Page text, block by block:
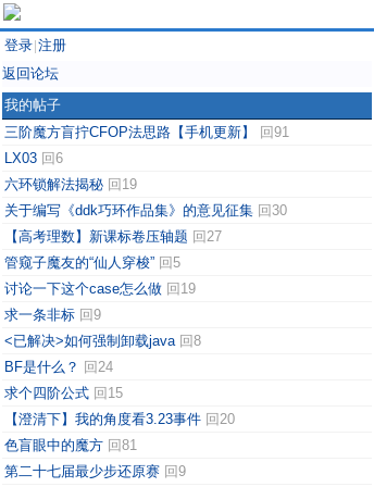
登录 注册
返回论坛
我的帖子
三阶魔方盲拧CFOP法思路【手机更新】
回91
LX03 回6
六环锁解法揭秘 回19
关于编写《ddk巧环作品集》的意见征集 回30
【高考理数】新课标卷压轴题 回27
管窥子魔友的“仙人穿梭” 回5
讨论一下这个case怎么做 回19
求一条非标 回9
<已解决>如何强制卸载java 回8
BF是什么？ 回24
求个四阶公式 回15
【澄清下】我的角度看3.23事件 回20
色盲眼中的魔方 回81
第二十七届最少步还原赛 回9